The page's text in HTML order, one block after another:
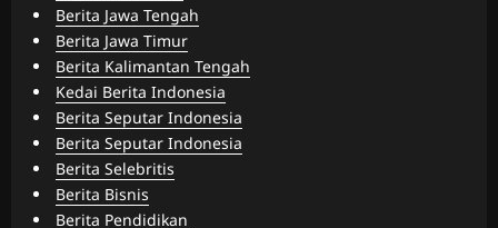
Berita Jawa Tengah
Berita Jawa Timur
Berita Kalimantan Tengah
Kedai Berita Indonesia
Berita Seputar Indonesia
Berita Seputar Indonesia
Berita Selebritis
Berita Bisnis
Berita Pendidikan